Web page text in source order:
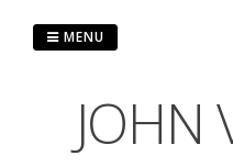
JOHN
MENU